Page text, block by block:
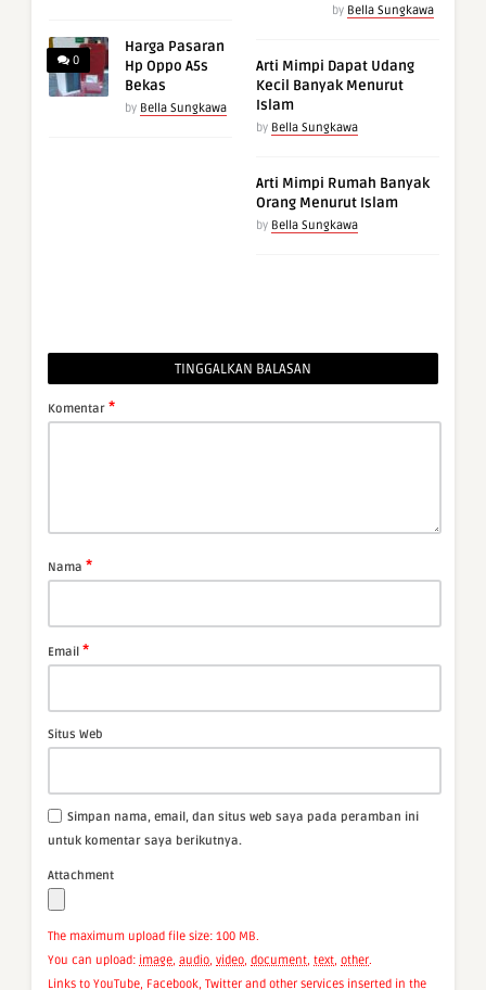
0
Harga Pasaran
Hp Oppo A5s
Bekas
by Bella Sungkawa
by Bella Sungkawa
Arti Mimpi Dapat Udang
Kecil Banyak Menurut
Islam
by Bella Sungkawa
Arti Mimpi Rumah Banyak
Orang Menurut Islam
by Bella Sungkawa
TINGGALKAN BALASAN
Komentar *
Nama *
Email *
Situs Web
Simpan nama, email, dan situs web saya pada peramban ini
untuk komentar saya berikutnya.
Attachment
The maximum upload file size: 100 MB.
You can upload: image, audio, video, document, text, other.
Links to YouTube, Facebook, Twitter and other services inserted in the